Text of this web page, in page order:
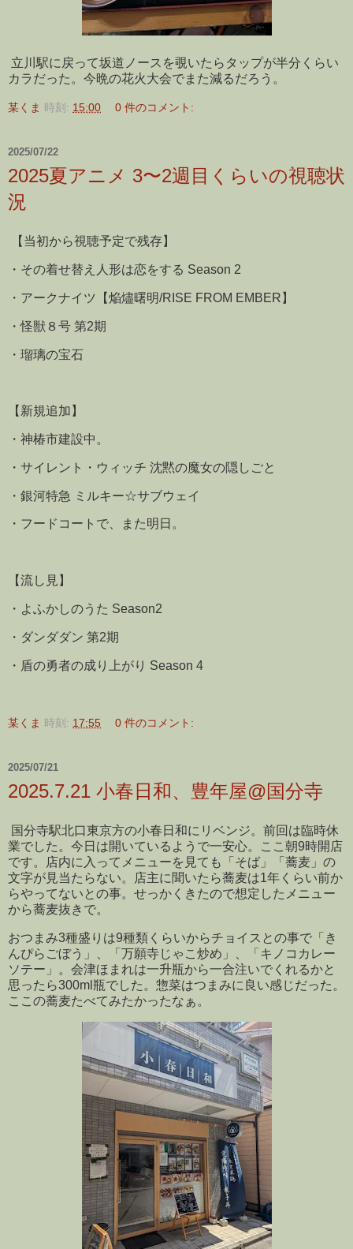
立川駅に戻って坂道ノースを覗いたらタップが半分くらい
カラだった。今晩の花火大会でまた減るだろう。
某くま 時刻: 15:00 0 件のコメント:
2025/07/22
2025夏アニメ 3〜2週目くらいの視聴状
況
【当初から視聴予定で残存】
・その着せ替え人形は恋をする Season 2
・アークナイツ【焔燼曙明/RISE FROM EMBER】
・怪獣８号 第2期
・瑠璃の宝石
【新規追加】
・神椿市建設中。
・サイレント・ウィッチ 沈黙の魔女の隠しごと
・銀河特急 ミルキー☆サブウェイ
・フードコートで、また明日。
【流し見】
・よふかしのうた Season2
・ダンダダン 第2期
・盾の勇者の成り上がり Season 4
某くま 時刻: 17:55 0 件のコメント:
2025/07/21
2025.7.21 小春日和、豊年屋@国分寺
国分寺駅北口東京方の小春日和にリベンジ。前回は臨時休
業でした。今日は開いているようで一安心。ここ朝9時開店
です。店内に入ってメニューを見ても「そば」「蕎麦」の
文字が見当たらない。店主に聞いたら蕎麦は1年くらい前か
らやってないとの事。せっかくきたので想定したメニュー
から蕎麦抜きで。
おつまみ3種盛りは9種類くらいからチョイスとの事で「き
んぴらごぼう」、「万願寺じゃこ炒め」、「キノコカレー
ソテー」。会津ほまれは一升瓶から一合注いでくれるかと
思ったら300ml瓶でした。惣菜はつまみに良い感じだった。
ここの蕎麦たべてみたかったなぁ。